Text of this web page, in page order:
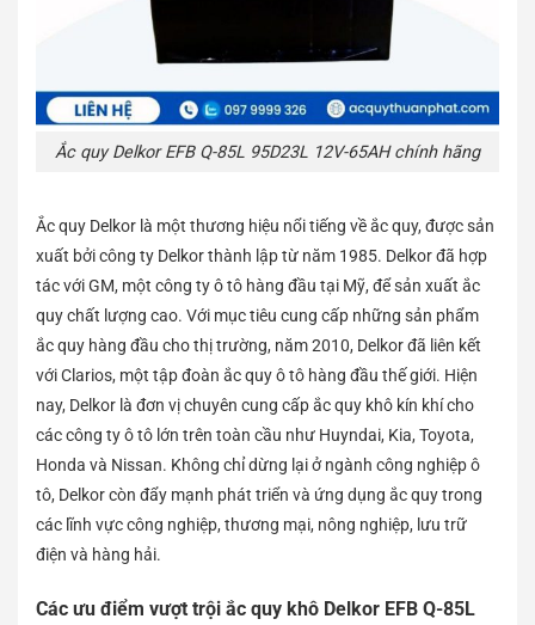
Ắc quy Delkor EFB Q-85L 95D23L 12V-65AH chính hãng
Ắc quy Delkor là một thương hiệu nổi tiếng về ắc quy, được sản
xuất bởi công ty Delkor thành lập từ năm 1985. Delkor đã hợp
tác với GM, một công ty ô tô hàng đầu tại Mỹ, để sản xuất ắc
quy chất lượng cao. Với mục tiêu cung cấp những sản phẩm
ắc quy hàng đầu cho thị trường, năm 2010, Delkor đã liên kết
với Clarios, một tập đoàn ắc quy ô tô hàng đầu thế giới. Hiện
nay, Delkor là đơn vị chuyên cung cấp ắc quy khô kín khí cho
các công ty ô tô lớn trên toàn cầu như Huyndai, Kia, Toyota,
Honda và Nissan. Không chỉ dừng lại ở ngành công nghiệp ô
tô, Delkor còn đẩy mạnh phát triển và ứng dụng ắc quy trong
các lĩnh vực công nghiệp, thương mại, nông nghiệp, lưu trữ
điện và hàng hải.
Các ưu điểm vượt trội ắc quy khô Delkor EFB Q-85L